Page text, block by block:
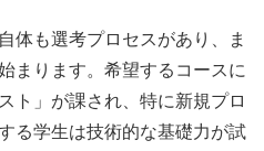
体も選考プロセスがあり、ま
まります。希望するコースに
ト」が課され、特に新規プロ
る学生は技術的な基礎力が試